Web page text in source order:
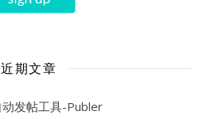
近期文章
发帖工具-Publer